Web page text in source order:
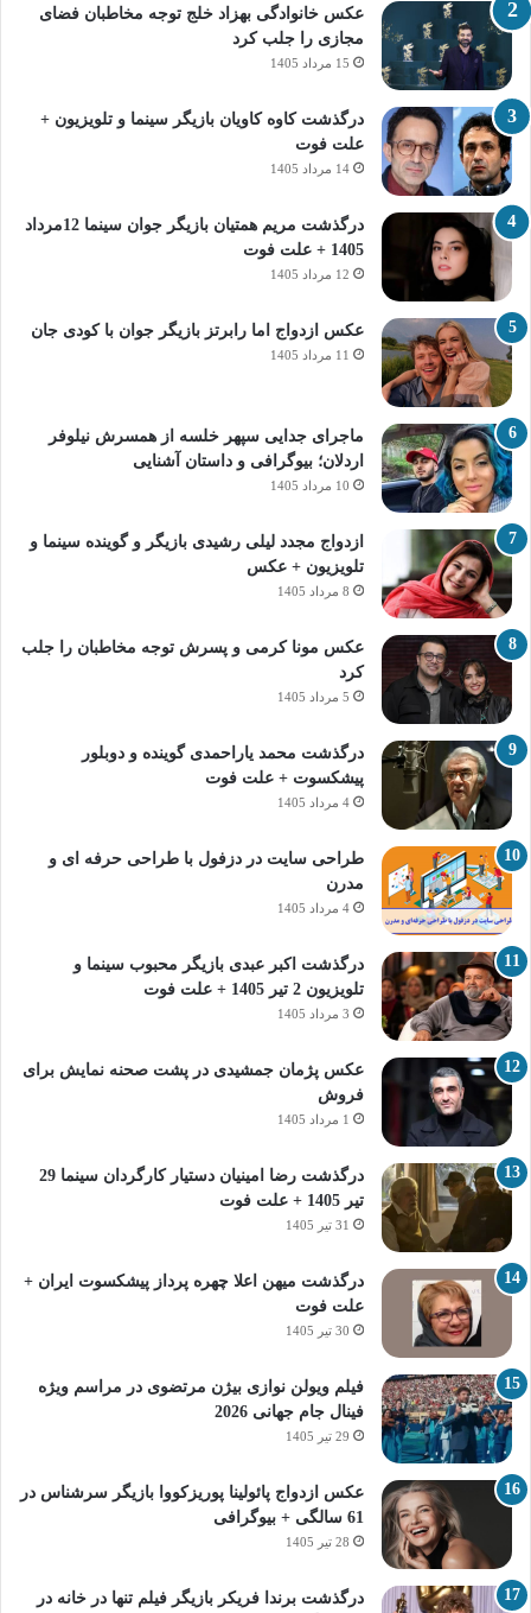
عکس خانوادگی بهزاد خلج توجه مخاطبان فضای
مجازی را جلب کرد
15 مرداد 1405
درگذشت کاوه کاویان بازیگر سینما و تلویزیون +
علت فوت
14 مرداد 1405
درگذشت مریم همتیان بازیگر جوان سینما 12مرداد
1405 + علت فوت
12 مرداد 1405
عکس ازدواج اما رابرتز بازیگر جوان با کودی جان
11 مرداد 1405
ماجرای جدایی سپهر خلسه از همسرش نیلوفر
اردلان؛ بیوگرافی و داستان آشنایی
10 مرداد 1405
ازدواج مجدد لیلی رشیدی بازیگر و گوینده سینما و
تلویزیون + عکس
8 مرداد 1405
عکس مونا کرمی و پسرش توجه مخاطبان را جلب
کرد
5 مرداد 1405
درگذشت محمد یاراحمدی گوینده و دوبلور
پیشکسوت + علت فوت
4 مرداد 1405
طراحی سایت در دزفول با طراحی حرفه‌ ای و
مدرن
4 مرداد 1405
درگذشت اکبر عبدی بازیگر محبوب سینما و
تلویزیون 2 تیر 1405 + علت فوت
3 مرداد 1405
عکس پژمان جمشیدی در پشت صحنه نمایش برای
فروش
1 مرداد 1405
درگذشت رضا امینیان دستیار کارگردان سینما 29
تیر 1405 + علت فوت
31 تیر 1405
درگذشت میهن اعلا چهره پرداز پیشکسوت ایران +
علت فوت
30 تیر 1405
فیلم ویولن نوازی بیژن مرتضوی در مراسم ویژه
فینال جام جهانی 2026
29 تیر 1405
عکس ازدواج پائولینا پوریزکووا بازیگر سرشناس در
61 سالگی + بیوگرافی
28 تیر 1405
درگذشت برندا فریکر بازیگر فیلم تنها در خانه در